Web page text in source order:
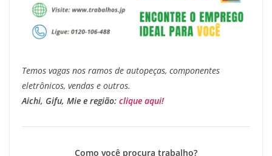
Temos vagas nos ramos de autopeças, componentes
eletrônicos, vendas e outros.
Aichi, Gifu, Mie e região: clique aqui!
Como você procura trabalho?